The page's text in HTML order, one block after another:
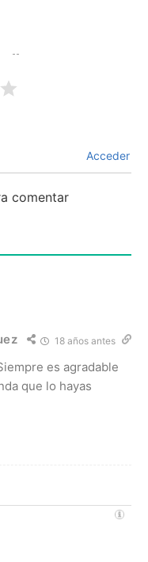
Acceder
comentar
18 años antes
es agradable
que lo hayas